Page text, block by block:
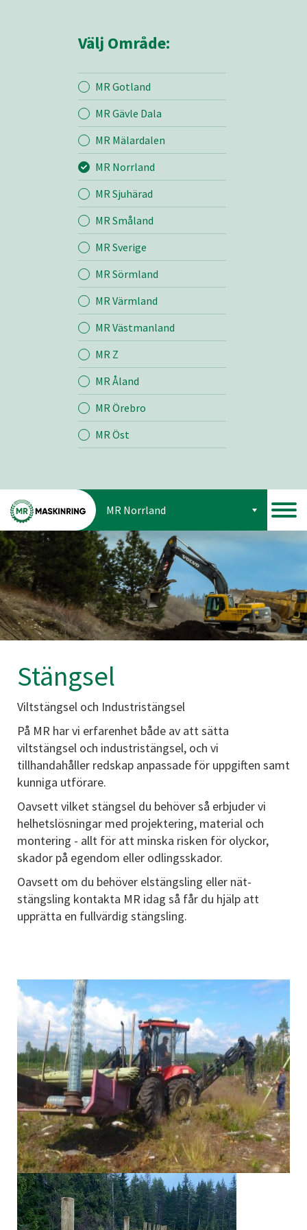
Mina sidor
MR Norrland
Entreprenad
Bemanning
Välj Område:
MR Gotland
MR Gävle Dala
MR Mälardalen
MR Norrland
MR Sjuhärad
MR Småland
MR Sverige
MR Sörmland
MR Värmland
MR Västmanland
MR Z
MR Åland
MR Örebro
MR Öst
MR Norrland
Stängsel
Viltstängsel och Industristängsel
På MR har vi erfarenhet både av att sätta
viltstängsel och industristängsel, och vi
tillhandahåller redskap anpassade för uppgiften samt
kunniga utförare.
Oavsett vilket stängsel du behöver så erbjuder vi
helhetslösningar med projektering, material och
montering - allt för att minska risken för olyckor,
skador på egendom eller odlingsskador.
Oavsett om du behöver elstängsling eller nät-
stängsling kontakta MR idag så får du hjälp att
upprätta en fullvärdig stängsling.